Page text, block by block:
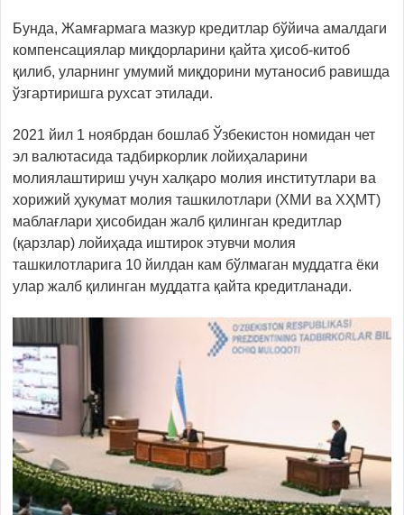
Бунда, Жамғармага мазкур кредитлар бўйича амалдаги
компенсациялар миқдорларини қайта ҳисоб-китоб
қилиб, уларнинг умумий миқдорини мутаносиб равишда
ўзгартиришга рухсат этилади.
2021 йил 1 ноябрдан бошлаб Ўзбекистон номидан чет
эл валютасида тадбиркорлик лойиҳаларини
молиялаштириш учун халқаро молия институтлари ва
хорижий ҳукумат молия ташкилотлари (ХМИ ва ХҲМТ)
маблағлари ҳисобидан жалб қилинган кредитлар
(қарзлар) лойиҳада иштирок этувчи молия
ташкилотларига 10 йилдан кам бўлмаган муддатга ёки
улар жалб қилинган муддатга қайта кредитланади.